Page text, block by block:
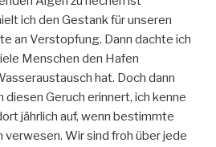
ich den Gestank für unseren
an Verstopfung. Dann dachte ich
Menschen den Hafen
hat. Doch dann
diesen Geruch erinnert, ich kenne
jährlich auf, wenn bestimmte
verwesen. Wir sind froh über jede